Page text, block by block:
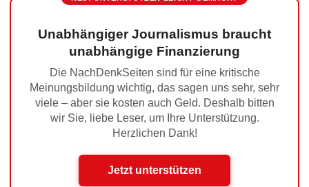
Unabhängiger Journalismus braucht
unabhängige Finanzierung
Die NachDenkSeiten sind für eine kritische
Meinungsbildung wichtig, das sagen uns sehr, sehr
viele – aber sie kosten auch Geld. Deshalb bitten
wir Sie, liebe Leser, um Ihre Unterstützung.
Herzlichen Dank!
Jetzt unterstützen